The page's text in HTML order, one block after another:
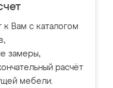
Вам с каталогом
замеры,
расчёт
мебели.